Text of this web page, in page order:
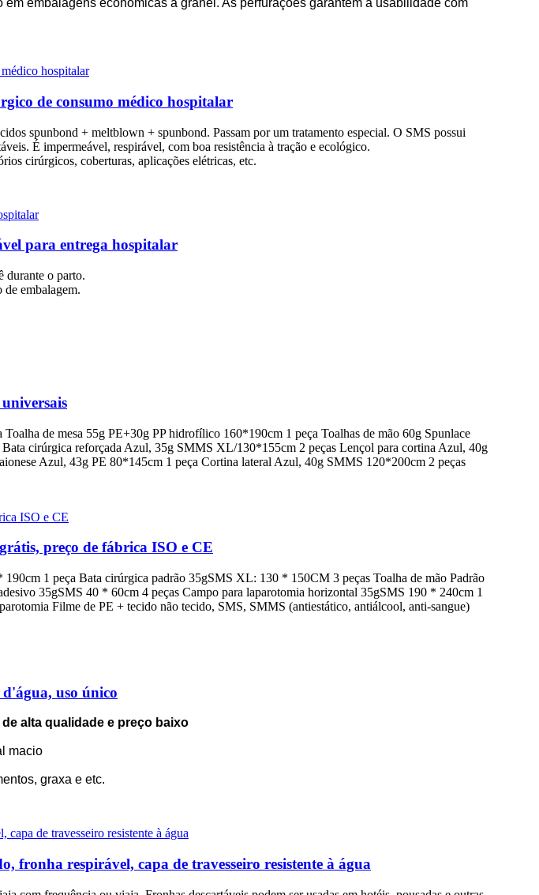
embalagens econômicas a granel. As perfurações garantem a usabilidade com
de consumo médico hospitalar
spunbond + meltblown + spunbond. Passam por um tratamento especial. O SMS possui
É impermeável, respirável, com boa resistência à tração e ecológico.
cirúrgicos, coberturas, aplicações elétricas, etc.
para entrega hospitalar
durante o parto.
de embalagem.
de mesa 55g PE+30g PP hidrofílico 160*190cm 1 peça Toalhas de mão 60g Spunlace
cirúrgica reforçada Azul, 35g SMMS XL/130*155cm 2 peças Lençol para cortina Azul, 40g
Azul, 43g PE 80*145cm 1 peça Cortina lateral Azul, 40g SMMS 120*200cm 2 peças
preço de fábrica ISO e CE
1 peça Bata cirúrgica padrão 35gSMS XL: 130 * 150CM 3 peças Toalha de mão Padrão
35gSMS 40 * 60cm 4 peças Campo para laparotomia horizontal 35gSMS 190 * 240cm 1
Filme de PE + tecido não tecido, SMS, SMMS (antiestático, antiálcool, anti-sangue)
uso único
alta qualidade e preço baixo
macio
graxa e etc.
fronha respirável, capa de travesseiro resistente à água